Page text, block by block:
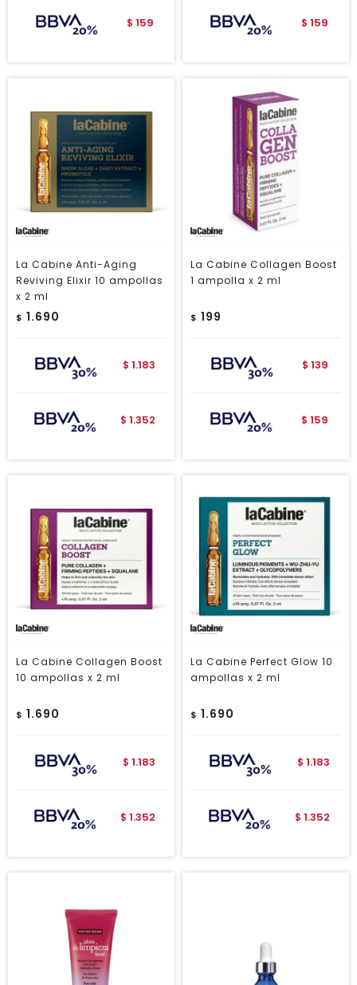
$ 159 $ 159
La Cabine Anti-Aging
Reviving Elixir 10 ampollas
x 2 ml
$ 1.690
$ 1.183
$ 1.352
La Cabine Collagen Boost
1 ampolla x 2 ml
$ 199
$ 139
$ 159
La Cabine Collagen Boost
10 ampollas x 2 ml
$ 1.690
$ 1.183
$ 1.352
La Cabine Perfect Glow 10
ampollas x 2 ml
$ 1.690
$ 1.183
$ 1.352